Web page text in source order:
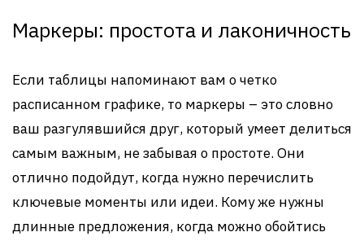
Маркеры: простота и лаконичность
Если таблицы напоминают вам о четко
расписанном графике, то маркеры – это словно
ваш разгулявшийся друг, который умеет делиться
самым важным, не забывая о простоте. Они
отлично подойдут, когда нужно перечислить
ключевые моменты или идеи. Кому же нужны
длинные предложения, когда можно обойтись